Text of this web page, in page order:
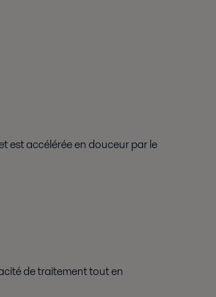
est accélérée en douceur par le
de traitement tout en